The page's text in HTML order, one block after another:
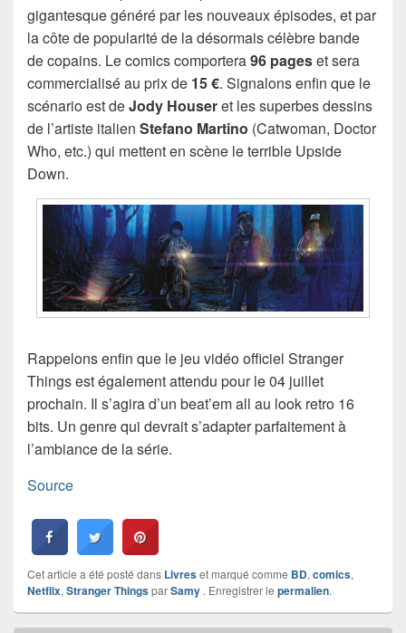
gigantesque généré par les nouveaux épisodes, et par
la côte de popularité de la désormais célèbre bande
de copains. Le comics comportera96 pageset sera
commercialisé au prix de 15 €. Signalons enfin que le
scénario est deJody Houseret les superbes dessins
de l’artiste italien Stefano Martino (Catwoman, Doctor
Who, etc.) qui mettent en scène le terrible Upside
Down.
Rappelons enfin que le jeu vidéo officiel Stranger
Things est également attendu pour le 04 juillet
prochain. Il s’agira d’un beat’em all au look retro 16
bits. Un genre qui devrait s’adapter parfaitement à
l’ambiance de la série.
Source
Cet article a été posté dans Livreset marqué comme BD, comics,
Netflix, Stranger ThingsparSamy . Enregistrer le permalien.